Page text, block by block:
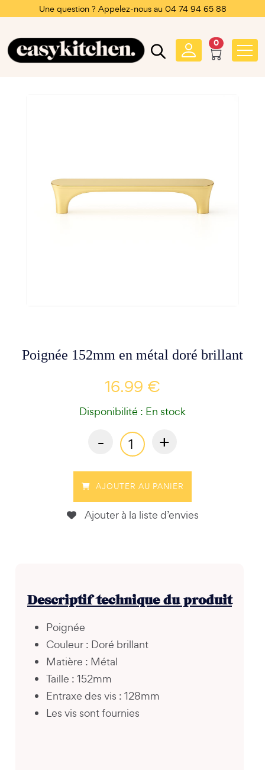
Une question ? Appelez-nous au 04 74 94 65 88
0
Poignée 152mm en métal doré brillant
16.99 €
Disponibilité : En stock
- +
AJOUTER AU PANIER
Ajouter à la liste d’envies
Descriptif technique du produit
Poignée
Couleur : Doré brillant
Matière : Métal
Taille : 152mm
Entraxe des vis : 128mm
Les vis sont fournies